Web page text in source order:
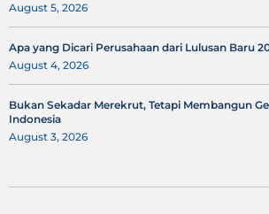
August 5, 2026
Apa yang Dicari Perusahaan dari Lulusan Baru
August 4, 2026
Bukan Sekadar Merekrut, Tetapi Membangun
Indonesia
August 3, 2026